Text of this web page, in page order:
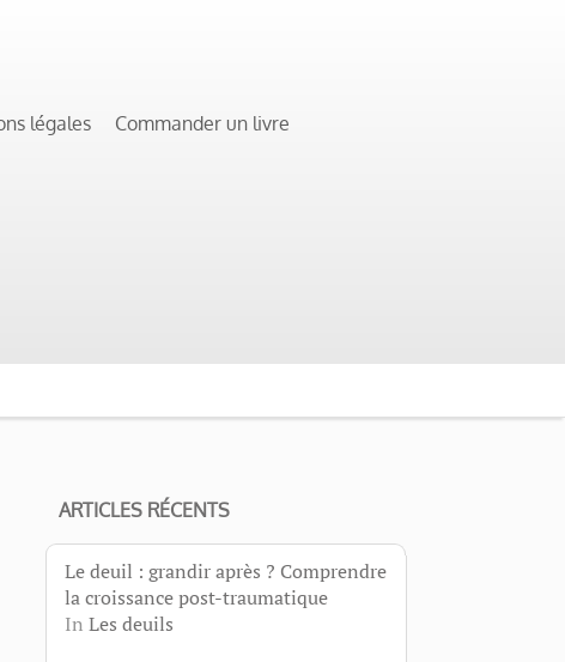
légales Commander un livre
ARTICLES RÉCENTS
Le deuil : grandir après ? Comprendre
la croissance post-traumatique
In Les deuils